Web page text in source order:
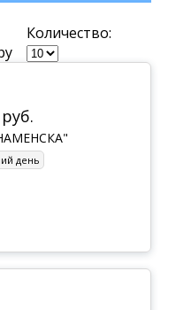
Количество:
день